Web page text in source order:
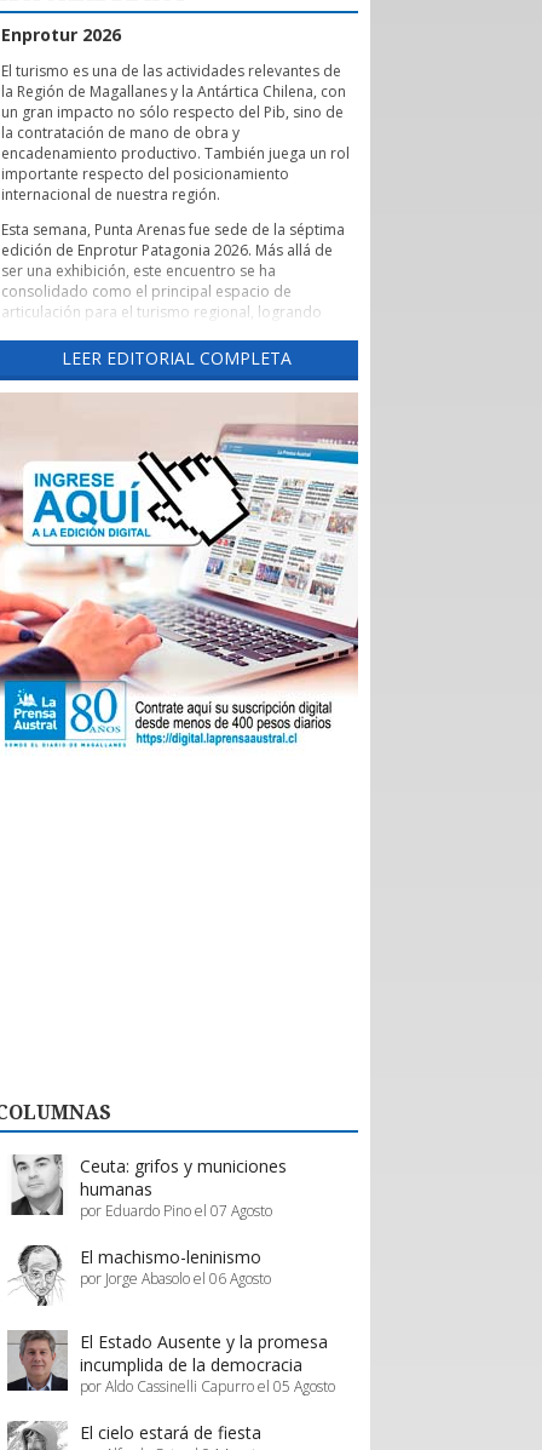
Enprotur 2026
El turismo es una de las actividades relevantes de
la Región de Magallanes y la Antártica Chilena, con
un gran impacto no sólo respecto del Pib, sino de
la contratación de mano de obra y
encadenamiento productivo. También juega un rol
importante respecto del posicionamiento
internacional de nuestra región.
Esta semana, Punta Arenas fue sede de la séptima
edición de Enprotur Patagonia 2026. Más allá de
ser una exhibición, este encuentro se ha
consolidado como el principal espacio de
articulación para el turismo regional, logrando
un entorno de profesionalismo y colaboración.
Lo que realmente otorga un valor estratégico a
catalizador de vínculos comerciales. El evento ha
facilitado de manera excepcional el acceso directo
de hoteles, restaurantes y otros servicios turísticos
-el sector Horeca- a una red diversificada de
proveedores.
Esta dinámica es fundamental para que pequeños
y medianos proveedores, tanto locales como
nacionales, puedan presentar sus innovaciones
directamente a los operadores que definen la
oferta de la temporada 2026-2027.
La feria ha permitido romper las barreras
tradicionales de intermediación. Al habilitar tres
salones de exposición para dar respuesta al alto
interés de los participantes, se generó un
ecosistema donde convivieron distribuidoras
Estos esfuerzos deben ser acompañados y
pública y programas de promoción eficientes de
parte de Sernatur.
LEER EDITORIAL COMPLETA
Ceuta: grifos y municiones
humanas
por Eduardo Pino el 07 Agosto
El machismo-leninismo
por Jorge Abasolo el 06 Agosto
El Estado Ausente y la promesa
incumplida de la democracia
por Aldo Cassinelli Capurro el 05 Agosto
El cielo estará de fiesta